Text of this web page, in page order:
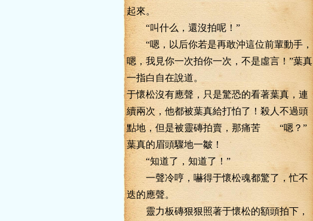
起來。
“叫什么，還沒拍呢！”
“嗯，以后你若是再敢沖這位前輩動手，
嗯，我見你一次拍你一次，不是虛言！”葉真
一指白自在說道。
于懷松沒有應聲，只是驚恐的看著葉真，連
續兩次，他都被葉真給打怕了！殺人不過頭
點地，但是被靈磚拍賣，那痛苦 “嗯？”
葉真的眉頭驟地一皺！
“知道了，知道了！”
一聲冷哼，嚇得于懷松魂都驚了，忙不
迭的應聲。
靈力板磚狠狠照著于懷松的額頭拍下，